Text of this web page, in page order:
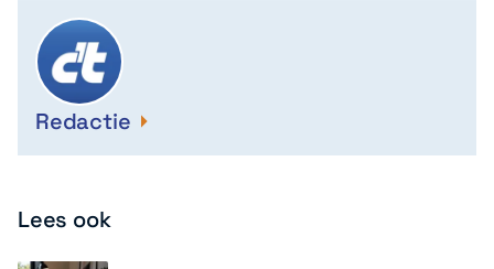
Redactie
Lees ook